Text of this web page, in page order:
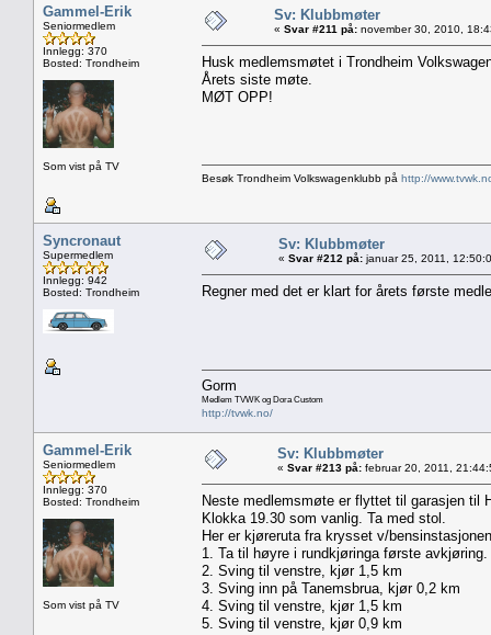
Gammel-Erik
Seniormedlem
Innlegg: 370
Bosted: Trondheim
Som vist på TV
Sv: Klubbmøter
« Svar #211 på: november 30, 2010,
Husk medlemsmøtet i Trondheim
Årets siste møte.
MØT OPP!
Besøk Trondheim Volkswagenklubb på http://
Syncronaut
Supermedlem
Innlegg: 942
Bosted: Trondheim
Sv: Klubbmøter
« Svar #212 på: januar 25, 2011,
Regner med det er klart for årets første
Gorm
Medlem TVWK og Dora Custom
http://tvwk.no/
Gammel-Erik
Seniormedlem
Innlegg: 370
Bosted: Trondheim
Som vist på TV
Sv: Klubbmøter
« Svar #213 på: februar 20, 2011,
Neste medlemsmøte er flyttet til garasjen til
Klokka 19.30 som vanlig. Ta med stol.
Her er kjøreruta fra krysset v/
1. Ta til høyre i rundkjøringa første
2. Sving til venstre, kjør 1,5 km
3. Sving inn på Tanemsbrua, kjør 0,2 km
4. Sving til venstre, kjør 1,5 km
5. Sving til venstre, kjør 0,9 km